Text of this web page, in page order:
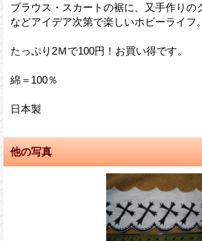
ブラウス・スカートの裾に、又手作りの
などアイデア次第で楽しいホビーライフ。
たっぷり2Ｍで100円！お買い得です。
綿＝100％
日本製
他の写真